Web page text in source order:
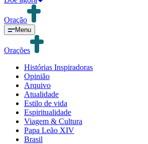
Oração
Menu
Orações
Histórias Inspiradoras
Opinião
Arquivo
Atualidade
Estilo de vida
Espiritualidade
Viagem & Cultura
Papa Leão XIV
Brasil